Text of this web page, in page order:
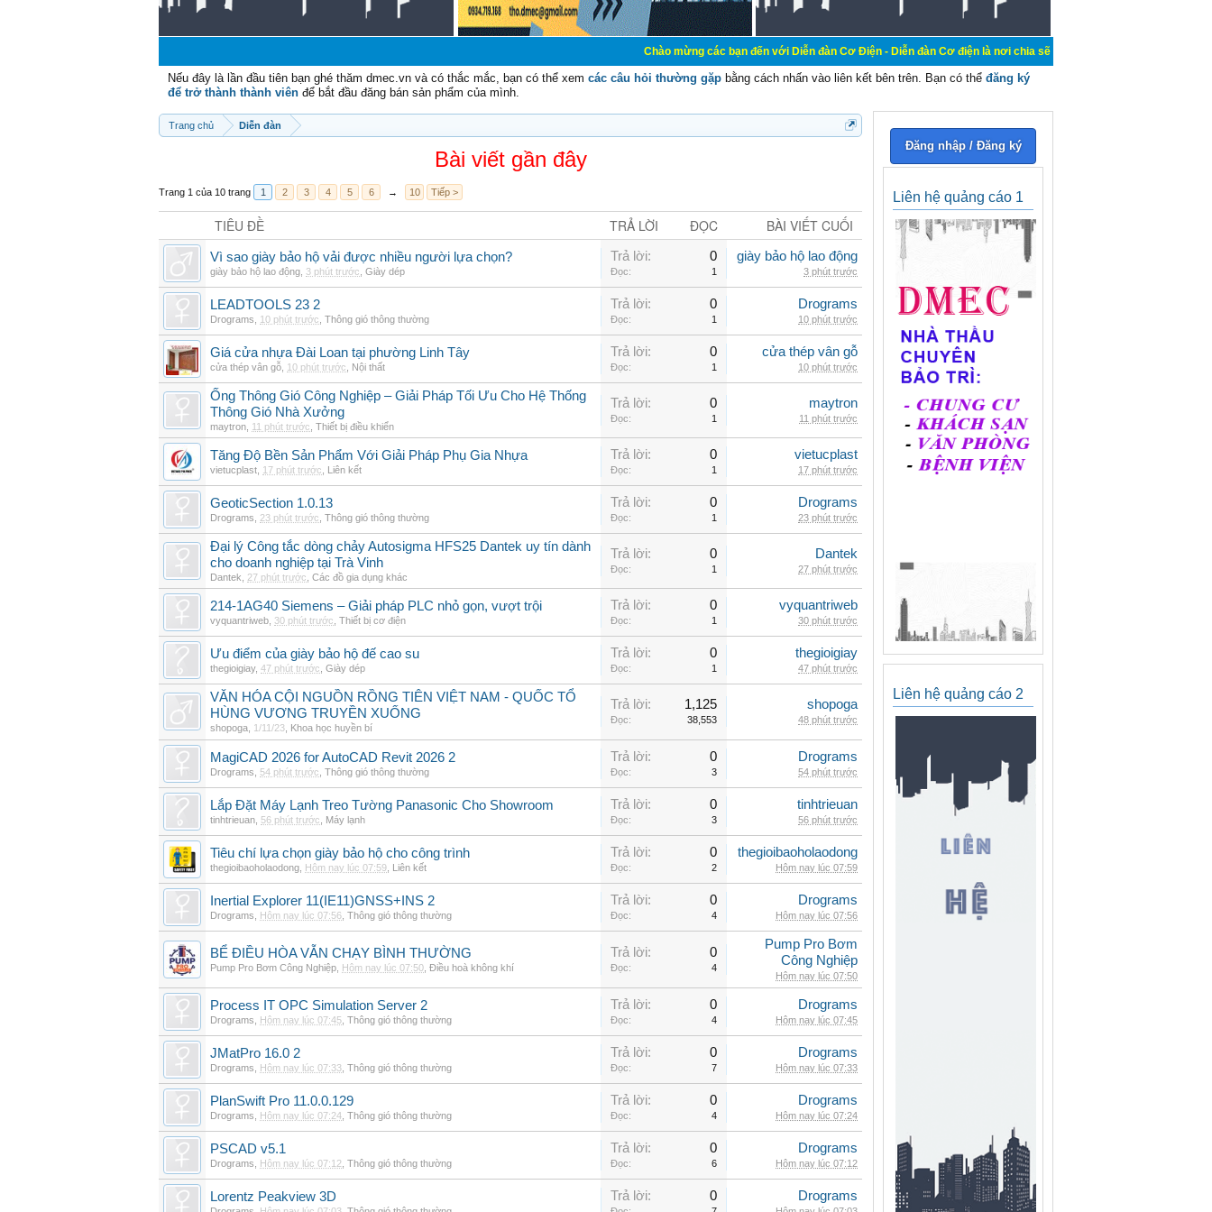
Chào mừng các bạn đến với Diễn đàn Cơ Điện - Diễn đàn Cơ điện là nơi chia sẽ kiến thức kinh nghiệm trong lãnh vực
Nếu đây là lần đầu tiên bạn ghé thăm dmec.vn và có thắc mắc, bạn có thể xem các câu hỏi thường gặp bằng cách nhấn vào liên kết bên trên. Bạn có thể đăng ký
để trở thành thành viên để bắt đầu đăng bán sản phẩm của mình.
Trang chủ Diễn đàn
Bài viết gần đây
Trang 1 của 10 trang 1 2 3 4 5 6 → 10 Tiếp >
TIÊU ĐỀ TRẢ LỜI ĐỌC BÀI VIẾT CUỐI
Vì sao giày bảo hộ vải được nhiều người lựa chọn?
giày bảo hộ lao động 3 phút trước Giày dép
Trả lời: 0
Đọc: 1
giày bảo hộ lao động
3 phút trước
LEADTOOLS 23 2
Drograms 10 phút trước Thông gió thông thường
Trả lời: 0
Đọc: 1
Drograms
10 phút trước
Giá cửa nhựa Đài Loan tại phường Linh Tây
cửa thép vân gỗ 10 phút trước Nội thất
Trả lời: 0
Đọc: 1
cửa thép vân gỗ
10 phút trước
Ống Thông Gió Công Nghiệp – Giải Pháp Tối Ưu Cho Hệ Thống
Thông Gió Nhà Xưởng
maytron 11 phút trước Thiết bị điều khiển
Trả lời: 0
Đọc: 1
maytron
11 phút trước
Tăng Độ Bền Sản Phẩm Với Giải Pháp Phụ Gia Nhựa
vietucplast 17 phút trước Liên kết
Trả lời: 0
Đọc: 1
vietucplast
17 phút trước
GeoticSection 1.0.13
Drograms 23 phút trước Thông gió thông thường
Trả lời: 0
Đọc: 1
Drograms
23 phút trước
Đại lý Công tắc dòng chảy Autosigma HFS25 Dantek uy tín dành
cho doanh nghiệp tại Trà Vinh
Dantek 27 phút trước Các đồ gia dụng khác
Trả lời: 0
Đọc: 1
Dantek
27 phút trước
214-1AG40 Siemens – Giải pháp PLC nhỏ gọn, vượt trội
vyquantriweb 30 phút trước Thiết bị cơ điện
Trả lời: 0
Đọc: 1
vyquantriweb
30 phút trước
Ưu điểm của giày bảo hộ đế cao su
thegioigiay, 47 phút trước Giày dép
Trả lời: 0
Đọc: 1
thegioigiay
47 phút trước
VĂN HÓA CỘI NGUỒN RỒNG TIÊN VIỆT NAM - QUỐC TỔ
HÙNG VƯƠNG TRUYỀN XUỐNG
shopoga 1/11/23 Khoa học huyền bí
Trả lời: 1,125
Đọc: 38,553
shopoga
48 phút trước
MagiCAD 2026 for AutoCAD Revit 2026 2
Drograms 54 phút trước Thông gió thông thường
Trả lời: 0
Đọc: 3
Drograms
54 phút trước
Lắp Đặt Máy Lạnh Treo Tường Panasonic Cho Showroom
tinhtrieuan 56 phút trước Máy lạnh
Trả lời: 0
Đọc: 3
tinhtrieuan
56 phút trước
Tiêu chí lựa chọn giày bảo hộ cho công trình
thegioibaoholaodong Hôm nay lúc 07:59 Liên kết
Trả lời: 0
Đọc: 2
thegioibaoholaodong
Hôm nay lúc 07:59
Inertial Explorer 11(IE11)GNSS+INS 2
Drograms Hôm nay lúc 07:56 Thông gió thông thường
Trả lời: 0
Đọc: 4
Drograms
Hôm nay lúc 07:56
BỂ ĐIỀU HÒA VẪN CHẠY BÌNH THƯỜNG
Pump Pro Bơm Công Nghiệp Hôm nay lúc 07:50 Điều hoà không khí
Trả lời: 0
Đọc: 4
Pump Pro Bơm
Công Nghiệp
Hôm nay lúc 07:50
Process IT OPC Simulation Server 2
Drograms Hôm nay lúc 07:45 Thông gió thông thường
Trả lời: 0
Đọc: 4
Drograms
Hôm nay lúc 07:45
JMatPro 16.0 2
Drograms Hôm nay lúc 07:33 Thông gió thông thường
Trả lời: 0
Đọc: 7
Drograms
Hôm nay lúc 07:33
PlanSwift Pro 11.0.0.129
Drograms Hôm nay lúc 07:24 Thông gió thông thường
Trả lời: 0
Đọc: 4
Drograms
Hôm nay lúc 07:24
PSCAD v5.1
Drograms Hôm nay lúc 07:12 Thông gió thông thường
Trả lời: 0
Đọc: 6
Drograms
Hôm nay lúc 07:12
Lorentz Peakview 3D Trả lời: 0 Drograms
Đăng nhập / Đăng ký
Liên hệ quảng cáo 1
Liên hệ quảng cáo 2